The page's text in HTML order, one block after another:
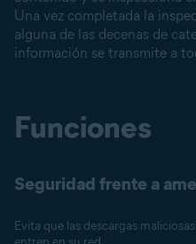
Una vez completada la
alguna de las decenas de
información se transmite a
Funciones
Seguridad frente a
Evita que las descargas